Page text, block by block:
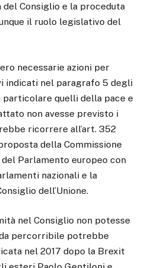
Consiglio e la proceduta
il ruolo legislativo del
necessarie azioni per
indicati nel paragrafo 5 degli
particolare quelli della pace e
non avesse previsto i
ricorrere all’art. 352
della Commissione
del Parlamento europeo con
nazionali e la
dell’Unione.
nel Consiglio non potesse
percorribile potrebbe
nel 2017 dopo la Brexit